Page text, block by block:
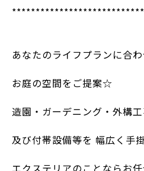
あなたのライフプランに合
お庭の空間をご提案☆
造園・ガーデニング・外構
及び付帯設備等を 幅広く手
エクステリアのことならお任